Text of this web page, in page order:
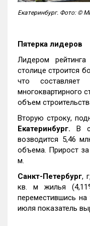
Екатеринбург. Фото: ©
Пятерка лидеров
Лидером
столице строится
что
многоквартирного
объем
Вторую строку,
Екатеринбург. В
возводится 5,46
объема. Прирост
м.
Санкт-Петербург,
кв. м жилья
переместившись
июля показатель